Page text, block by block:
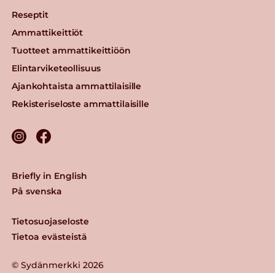
Reseptit
Ammattikeittiöt
Tuotteet ammattikeittiöön
Elintarviketeollisuus
Ajankohtaista ammattilaisille
Rekisteriseloste ammattilaisille
© Sydänmerkki 2026
Tietosuojaseloste
Tietoa evästeistä
Briefly in English
På svenska